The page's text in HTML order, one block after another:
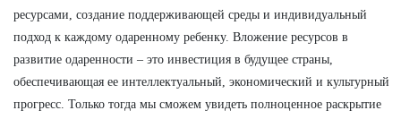
ресурсами, создание поддерживающей среды и индивидуальный
подход к каждому одаренному ребенку. Вложение ресурсов в
развитие одаренности – это инвестиция в будущее страны,
обеспечивающая ее интеллектуальный, экономический и культурный
прогресс. Только тогда мы сможем увидеть полноценное раскрытие